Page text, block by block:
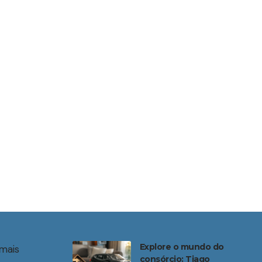
Explore o mundo do
consórcio: Tiago